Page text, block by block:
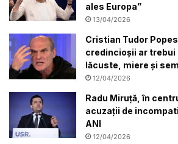
ales Europa”
13/04/2026
Cristian Tudor
credincioșii ar trebui
lăcuste, miere și
12/04/2026
Radu Miruță, în
acuzații de
ANI
12/04/2026